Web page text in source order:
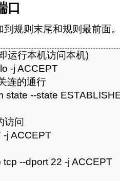
口
到规则末尾和规则最前面
运行本机访问本机)
-j ACCEPT
连的通行
state --state
访问
-j ACCEPT
--dport 22 -j ACCEPT